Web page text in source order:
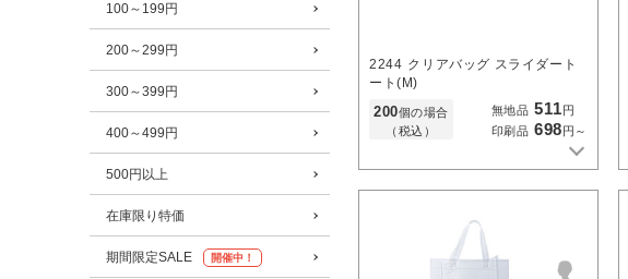
100～199円
200～299円
300～399円
400～499円
500円以上
在庫限り特価
期間限定SALE 開催中！
2244 クリアバッグ スライダート
ート(M)
200個の場合
（税込）
無地品 511 円
印刷品 698 円～